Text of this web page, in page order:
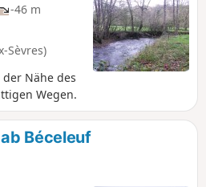
-46 m
Sèvres)
Nähe des
Wegen.
Béceleuf